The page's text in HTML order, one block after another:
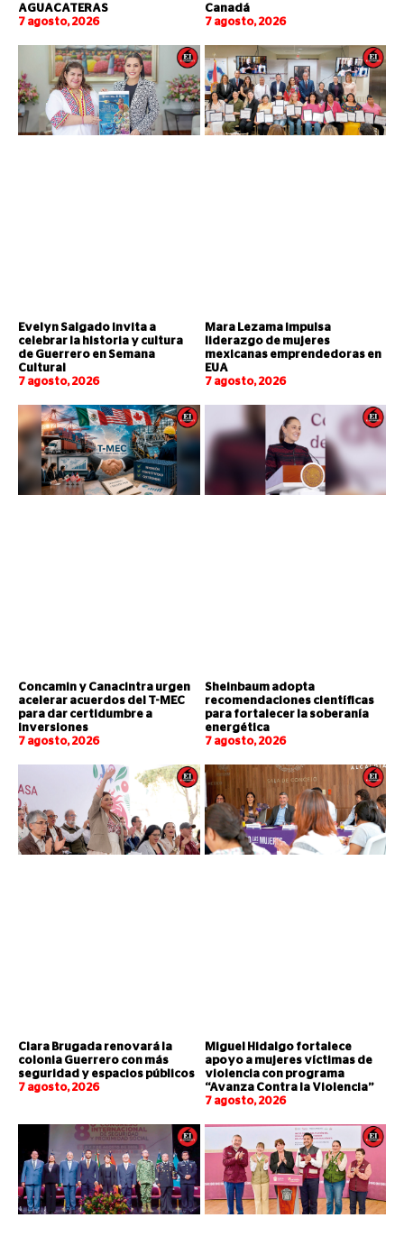
AGUACATERAS
7 agosto, 2026
Canadá
7 agosto, 2026
Evelyn Salgado invita a
celebrar la historia y cultura
de Guerrero en Semana
Cultural
7 agosto, 2026
Mara Lezama impulsa
liderazgo de mujeres
mexicanas emprendedoras en
EUA
7 agosto, 2026
Concamin y Canacintra urgen
acelerar acuerdos del T-MEC
para dar certidumbre a
inversiones
7 agosto, 2026
Sheinbaum adopta
recomendaciones científicas
para fortalecer la soberanía
energética
7 agosto, 2026
Clara Brugada renovará la
colonia Guerrero con más
seguridad y espacios públicos
7 agosto, 2026
Miguel Hidalgo fortalece
apoyo a mujeres víctimas de
violencia con programa
“Avanza Contra la Violencia”
7 agosto, 2026